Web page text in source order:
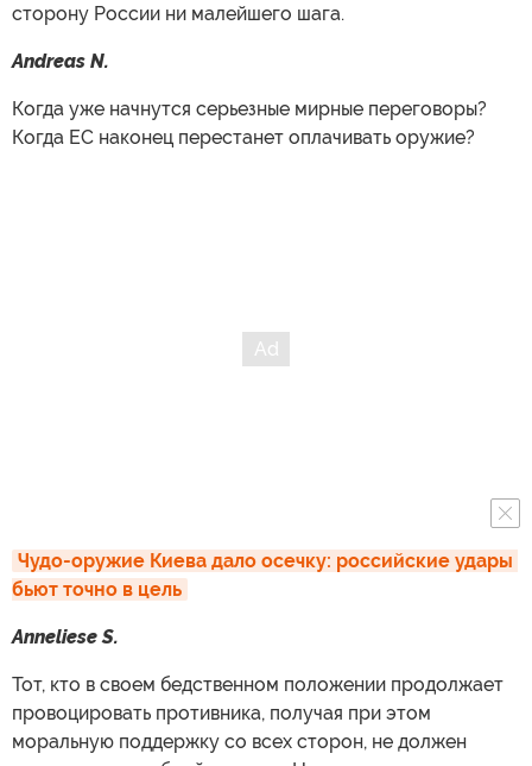
сторону России ни малейшего шага.
Andreas N.
Когда уже начнутся серьезные мирные переговоры?
Когда ЕС наконец перестанет оплачивать оружие?
Чудо-оружие Киева дало осечку: российские удары
бьют точно в цель
Anneliese S.
Тот, кто в своем бедственном положении продолжает
провоцировать противника, получая при этом
моральную поддержку со всех сторон, не должен